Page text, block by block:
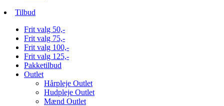
Tilbud
Frit valg 50,-
Frit valg 75,-
Frit valg 100,-
Frit valg 125,-
Pakketilbud
Outlet
Hårpleje Outlet
Hudpleje Outlet
Mænd Outlet